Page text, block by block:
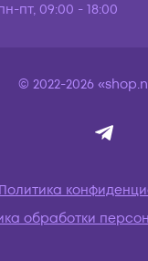
пт, 09:00 - 18:00
© 2022-2026
Политика
обработки